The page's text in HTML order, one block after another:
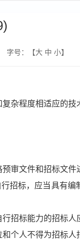
字号：【大 中 小】
杂程度相适应的技
审文件和招标文件
招标，应当具有编
招标能力的招标人
个人不得为招标人